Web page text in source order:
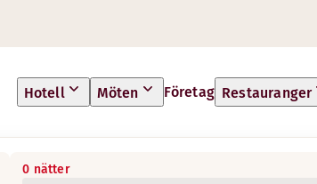
Hotell Möten Företag Restauranger
0 nätter